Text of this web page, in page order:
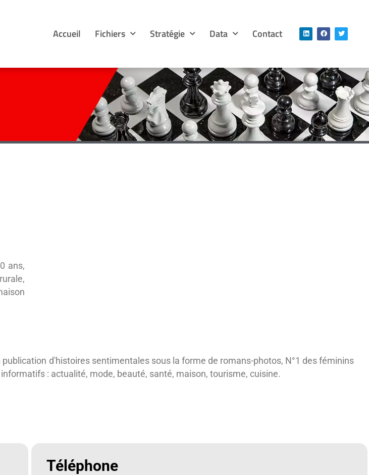
Accueil Fichiers Stratégie Data Contact
ans,
d'histoires sentimentales sous la forme de romans-photos, N°1 des féminins
: actualité, mode, beauté, santé, maison, tourisme, cuisine.
Téléphone